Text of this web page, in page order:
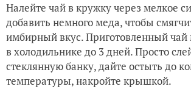
Налейте чай в кружку через мелкое
добавить немного меда, чтобы
имбирный вкус.Приготовленный
в холодильнике до 3 дней. Просто
стеклянную банку, дайте остыть до
температуры, накройте крышкой.